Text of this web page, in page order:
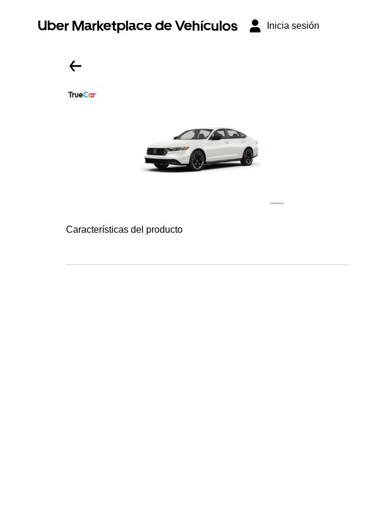
Uber Marketplace de Vehículos Inicia sesión
Características del producto